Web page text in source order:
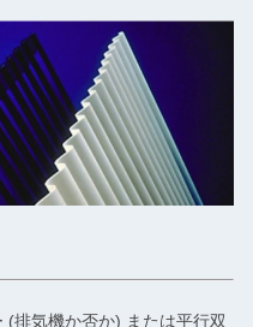
排気機か否か) または平行双